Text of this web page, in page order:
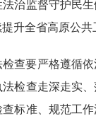
治监督守护民
升全省高原公共
查要严格遵循
检查走深走实、
标准、规范工